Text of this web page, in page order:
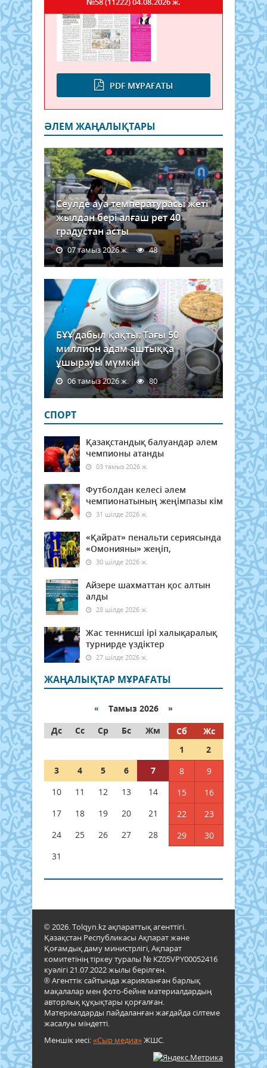
PDF МҰРАҒАТЫ
ӘЛЕМ ЖАҢАЛЫҚТАРЫ
Сеулде ауа температурасы жеті
жылдан бері алғаш рет 40
градустан асты
07 тамыз 2026 ж. 48
БҰҰ дабыл қақты: Тағы 50
миллион адам аштыққа
ұшырауы мүмкін
06 тамыз 2026 ж. 80
СПОРТ
Қазақстандық балуандар әлем
чемпионы атанды
03 тамыз 2026 ж.
Футболдан келесі әлем
чемпионатының жеңімпазы кім
31 шілде 2026 ж.
«Қайрат» пенальти сериясында
«Омонияны» жеңіп,
30 шілде 2026 ж.
Айзере шахматтан қос алтын
алды
28 шілде 2026 ж.
Жас теннисші ірі халықаралық
турнирде үздіктер
27 шілде 2026 ж.
ЖАҢАЛЫҚТАР МҰРАҒАТЫ
« Тамыз 2026 »
Дс
Сс Ср Бс Жм Сб
Жс
1
2
3
4 5 6 7 8
9
10
11 12 13 14 15
16
17
18 19 20 21 22
23
24
25 26 27 28 29
30
31
© 2026. Tolqyn.kz ақпараттық агенттігі.
Қазақстан Республикасы Ақпарат және
Қоғамдық даму министрлігі, Ақпарат
комитетінің тіркеу туралы № KZ05VPY00052416
куәлігі 21.07.2022 жылы берілген.
® Агенттік сайтында жарияланған барлық
мақалалар мен фото-бейне материалдардың
авторлық құқықтары қорғалған.
Материалдарды пайдаланған жағдайда сілтеме
жасалуы міндетті.
Меншік иесі:«Сыр медиа»ЖШС.